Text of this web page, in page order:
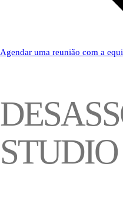
Agendar uma reunião com a
STUDIO